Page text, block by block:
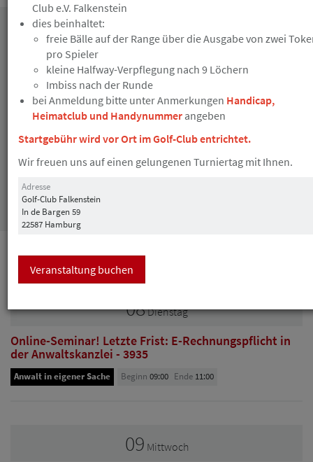
Datum
Club e.V. Falkenstein
dies beinhaltet:
freie Bälle auf der Range über die Ausgabe von zwei
pro Spieler
kleine Halfway-Verpflegung nach 9 Löchern
Imbiss nach der Runde
bei Anmeldung bitte unter Anmerkungen Handicap,
Heimatclub und Handynummer angeben
Startgebühr wird vor Ort im Golf-Club entrichtet.
Wir freuen uns auf einen gelungenen Turniertag mit Ihnen.
Adresse
Golf-Club Falkenstein
In de Bargen 59
22587 Hamburg
Veranstaltung buchen
08Dienstag
Online-Seminar! Letzte Frist: E-Rechnungspflicht in
der Anwaltskanzlei - 3935
Anwalt in eigener Sache Beginn 09:00 Ende 11:00
09 Mittwoch